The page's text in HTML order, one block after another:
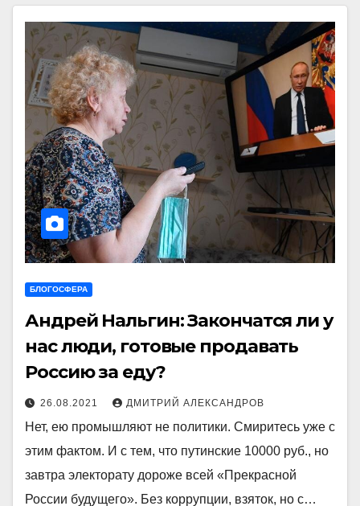
БЛОГОСФЕРА
Андрей Нальгин: Закончатся ли у
нас люди, готовые продавать
Россию за еду?
26.08.2021 ДМИТРИЙ АЛЕКСАНДРОВ
Нет, ею промышляют не политики. Смиритесь уже с
этим фактом. И с тем, что путинские 10000 руб., но
завтра электорату дороже всей «Прекрасной
России будущего». Без коррупции, взяток, но с…